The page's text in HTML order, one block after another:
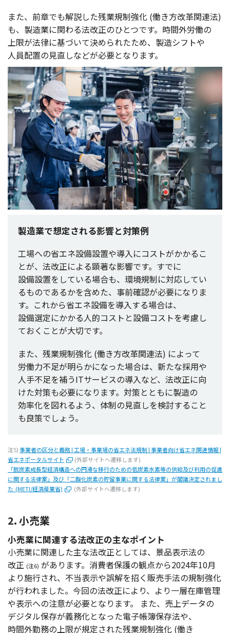
また、 前章でも解説した残業規制強化 (働き方改革関連法)
も、 製造業に関わる法改正のひとつです。 時間外労働の
上限が法律に基づいて決められたため、 製造シフトや
人員配置の見直しなどが必要となります。
製造業で想定される影響と対策例
工場への省エネ設備設置や導入にコストがかかるこ
とが、 法改正による顕著な影響です。すでに
設備設置をしている場合も、 環境規制に対応してい
るものであるかを含めた、 事前確認が必要になりま
す。これから省エネ設備を導入する場合は、
設備選定にかかる人的コスト と設備コストを考慮し
ておくことが大切です。
また、 残業規制強化 (働き方改革関連法) によって
労働力不足が明らかになった場合は、新たな採用や
人手不足を補うITサービスの導入など、 法改正に向
けた対策も必要になります。 対策とともに製造の
効率化を図れるよう、 体制の見直しを検討すること
も良策でしょう。
注5)事業者の区分と義務 | 工場・事業場の省エネ法規制 | 事業者向け省エネ関連情報 |
省エネポータルサイト
(外部サイトへ遷移します)
「脱炭素成長型経済構造への円滑な移行のための低炭素水素等の供給及び利用の促進
に関する法律案」及び「二酸化炭素の貯留事業に関する法律案」が閣議決定されまし
た (METI/経済産業省)
(外部サイトへ遷移します)
2. 小売業
小売業に関連する法改正の主なポイント
小売業に関連した主な法改正としては、 景品表示法の
改正 (注6) があります。 消費者保護の観点から2024年10月
より施行され、 不当表示や誤解を招く販売手法の規制強化
が行われました。 今回の法改正により、より一層在庫管理
や表示への注意が必要となります。 また、 売上データの
デジタル保存が義務化となった電子帳簿保存法や、
時間外勤務の上限が規定された残業規制強化 (働き